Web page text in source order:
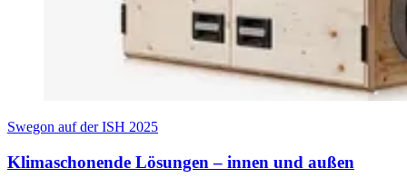
Swegon auf der ISH 2025
Klimaschonende Lösungen – innen und außen